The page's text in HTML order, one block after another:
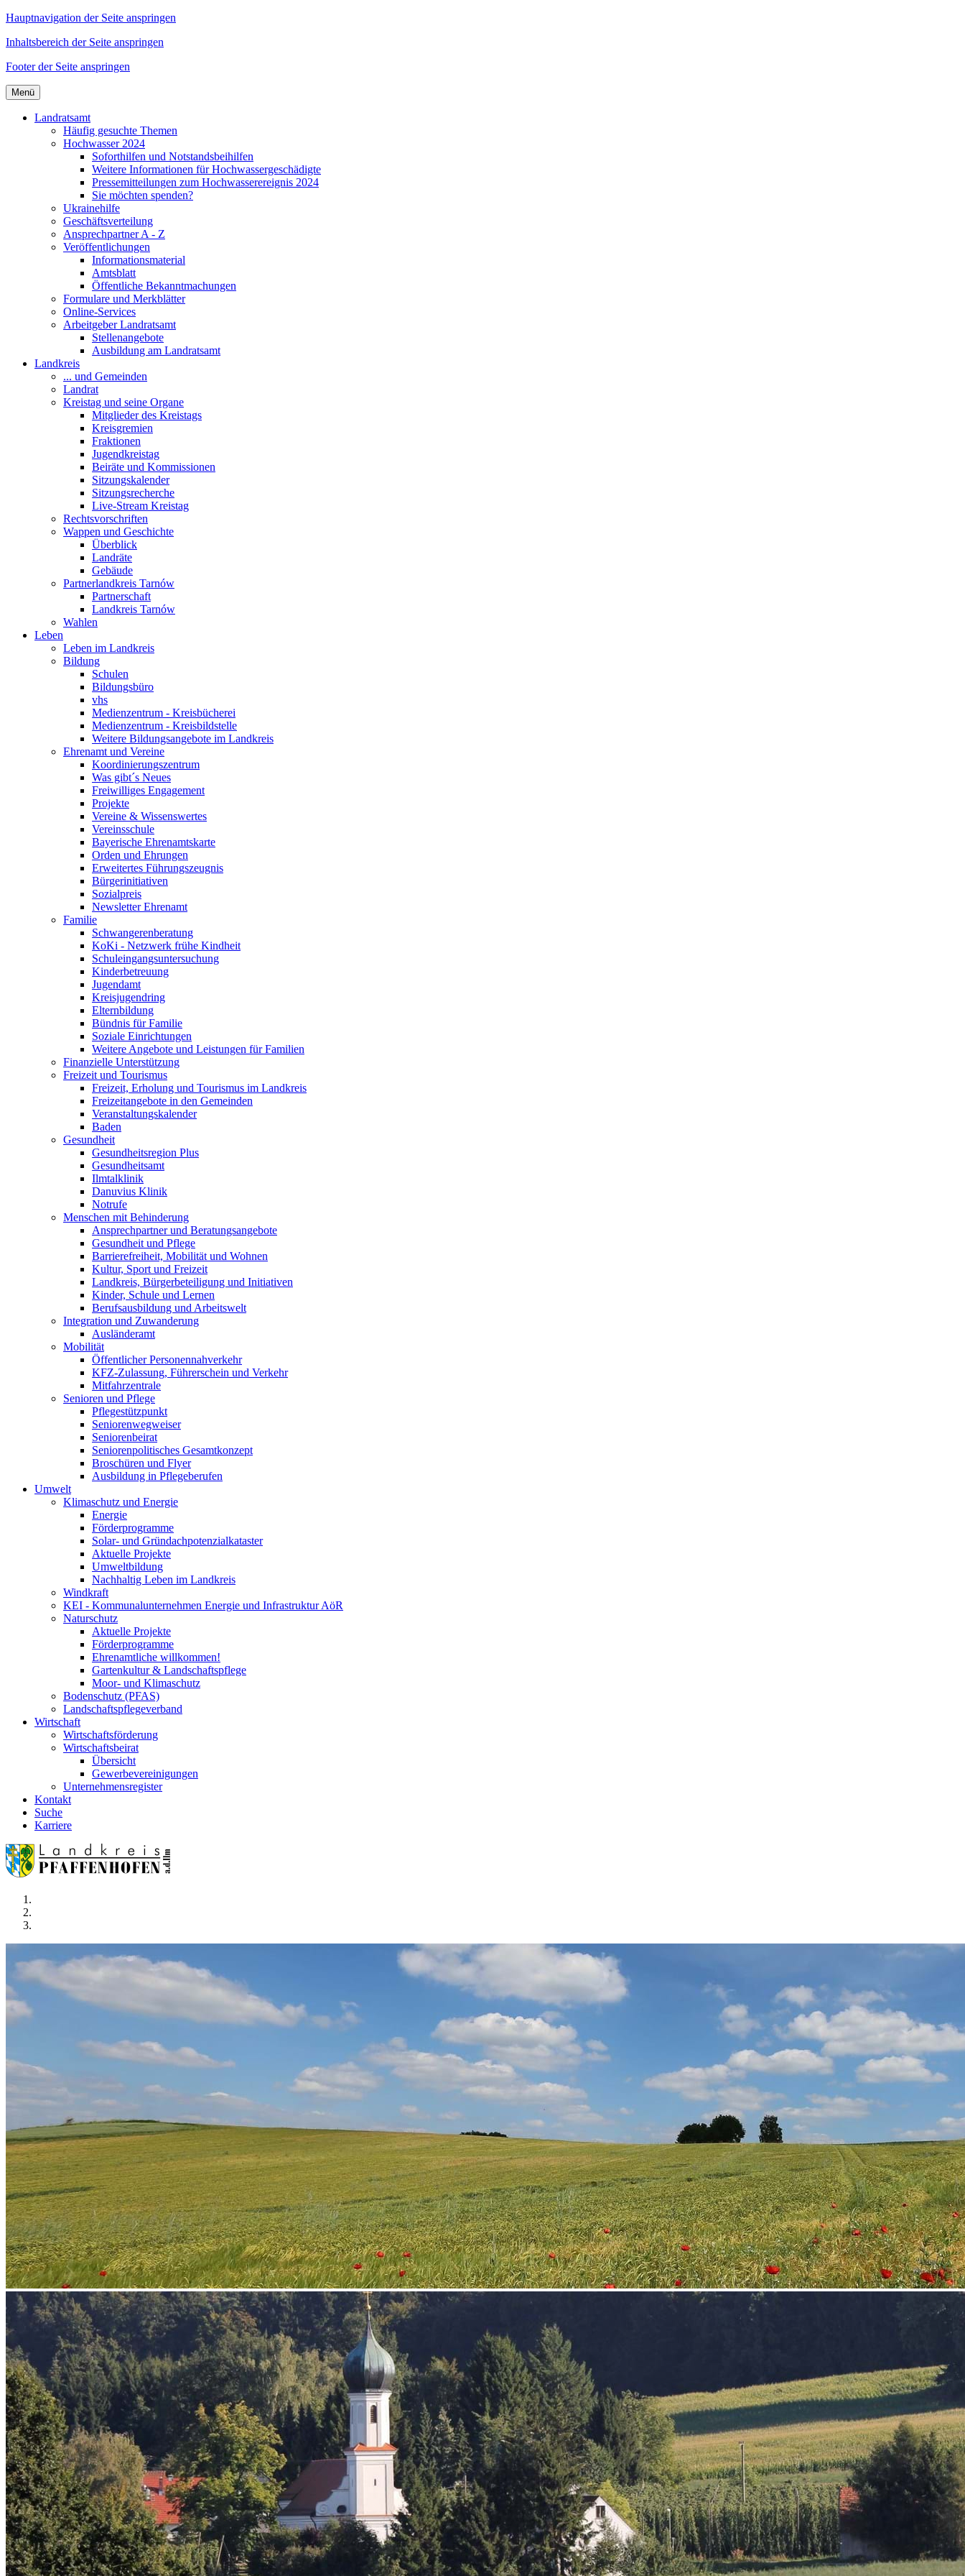
Hauptnavigation der Seite anspringen
Inhaltsbereich der Seite anspringen
Footer der Seite anspringen
Menü
Landratsamt
Häufig gesuchte Themen
Hochwasser 2024
Soforthilfen und Notstandsbeihilfen
Weitere Informationen für Hochwassergeschädigte
Pressemitteilungen zum Hochwasserereignis 2024
Sie möchten spenden?
Ukrainehilfe
Geschäftsverteilung
Ansprechpartner A - Z
Veröffentlichungen
Informationsmaterial
Amtsblatt
Öffentliche Bekanntmachungen
Formulare und Merkblätter
Online-Services
Arbeitgeber Landratsamt
Stellenangebote
Ausbildung am Landratsamt
Landkreis
... und Gemeinden
Landrat
Kreistag und seine Organe
Mitglieder des Kreistags
Kreisgremien
Fraktionen
Jugendkreistag
Beiräte und Kommissionen
Sitzungskalender
Sitzungsrecherche
Live-Stream Kreistag
Rechtsvorschriften
Wappen und Geschichte
Überblick
Landräte
Gebäude
Partnerlandkreis Tarnów
Partnerschaft
Landkreis Tarnów
Wahlen
Leben
Leben im Landkreis
Bildung
Schulen
Bildungsbüro
vhs
Medienzentrum - Kreisbücherei
Medienzentrum - Kreisbildstelle
Weitere Bildungsangebote im Landkreis
Ehrenamt und Vereine
Koordinierungszentrum
Was gibt´s Neues
Freiwilliges Engagement
Projekte
Vereine & Wissenswertes
Vereinsschule
Bayerische Ehrenamtskarte
Orden und Ehrungen
Erweitertes Führungszeugnis
Bürgerinitiativen
Sozialpreis
Newsletter Ehrenamt
Familie
Schwangerenberatung
KoKi - Netzwerk frühe Kindheit
Schuleingangsuntersuchung
Kinderbetreuung
Jugendamt
Kreisjugendring
Elternbildung
Bündnis für Familie
Soziale Einrichtungen
Weitere Angebote und Leistungen für Familien
Finanzielle Unterstützung
Freizeit und Tourismus
Freizeit, Erholung und Tourismus im Landkreis
Freizeitangebote in den Gemeinden
Veranstaltungskalender
Baden
Gesundheit
Gesundheitsregion Plus
Gesundheitsamt
Ilmtalklinik
Danuvius Klinik
Notrufe
Menschen mit Behinderung
Ansprechpartner und Beratungsangebote
Gesundheit und Pflege
Barrierefreiheit, Mobilität und Wohnen
Kultur, Sport und Freizeit
Landkreis, Bürgerbeteiligung und Initiativen
Kinder, Schule und Lernen
Berufsausbildung und Arbeitswelt
Integration und Zuwanderung
Ausländeramt
Mobilität
Öffentlicher Personennahverkehr
KFZ-Zulassung, Führerschein und Verkehr
Mitfahrzentrale
Senioren und Pflege
Pflegestützpunkt
Seniorenwegweiser
Seniorenbeirat
Seniorenpolitisches Gesamtkonzept
Broschüren und Flyer
Ausbildung in Pflegeberufen
Umwelt
Klimaschutz und Energie
Energie
Förderprogramme
Solar- und Gründachpotenzialkataster
Aktuelle Projekte
Umweltbildung
Nachhaltig Leben im Landkreis
Windkraft
KEI - Kommunalunternehmen Energie und Infrastruktur AöR
Naturschutz
Aktuelle Projekte
Förderprogramme
Ehrenamtliche willkommen!
Gartenkultur & Landschaftspflege
Moor- und Klimaschutz
Bodenschutz (PFAS)
Landschaftspflegeverband
Wirtschaft
Wirtschaftsförderung
Wirtschaftsbeirat
Übersicht
Gewerbevereinigungen
Unternehmensregister
Kontakt
Suche
Karriere